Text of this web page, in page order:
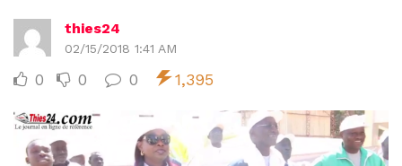
thies24
02/15/2018 1:41 AM
0 0 0 1,395